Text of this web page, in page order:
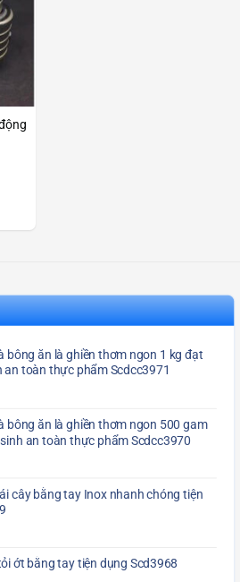
bông ăn là ghiền thơm ngon 1 kg đạt
an toàn thực phẩm Scdcc3971
bông ăn là ghiền thơm ngon 500 gam
an toàn thực phẩm Scdcc3970
cây bằng tay Inox nhanh chóng tiện
ớt bằng tay tiện dụng Scd3968